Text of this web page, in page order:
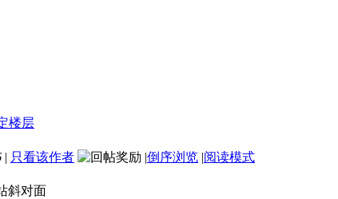
| 只看该作者 |倒序浏览 |阅读模式
运站斜对面